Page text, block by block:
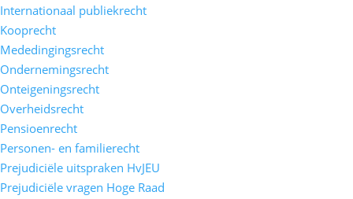
Internationaal publiekrecht
Kooprecht
Mededingingsrecht
Ondernemingsrecht
Onteigeningsrecht
Overheidsrecht
Pensioenrecht
Personen- en familierecht
Prejudiciële uitspraken HvJEU
Prejudiciële vragen Hoge Raad